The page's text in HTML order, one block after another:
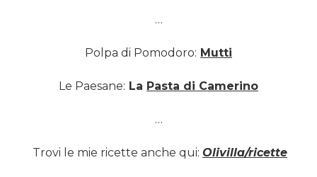
…
Polpa di Pomodoro: Mutti
Le Paesane: La Pasta di Camerino
…
Trovi le mie ricette anche qui: Olivilla/ricette